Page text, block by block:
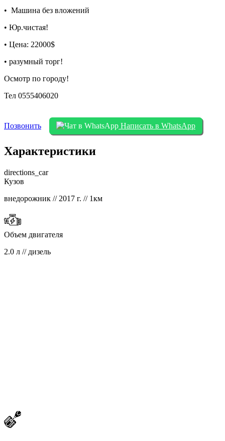
• Машина без вложений
• Юр.чистая!
• Цена: 22000$
• разумный торг!
Осмотр по городу!
Тел 0555406020
Позвонить Написать в WhatsApp
Характеристики
directions_car
Кузов
внедорожник // 2017 г. // 1км
Объем двигателя
2.0 л // дизель